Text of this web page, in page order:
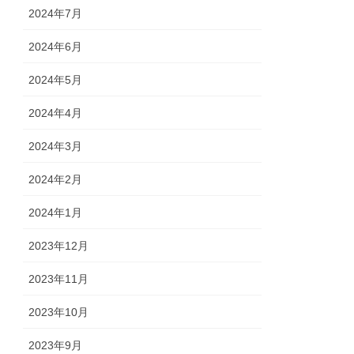
2024年7月
2024年6月
2024年5月
2024年4月
2024年3月
2024年2月
2024年1月
2023年12月
2023年11月
2023年10月
2023年9月